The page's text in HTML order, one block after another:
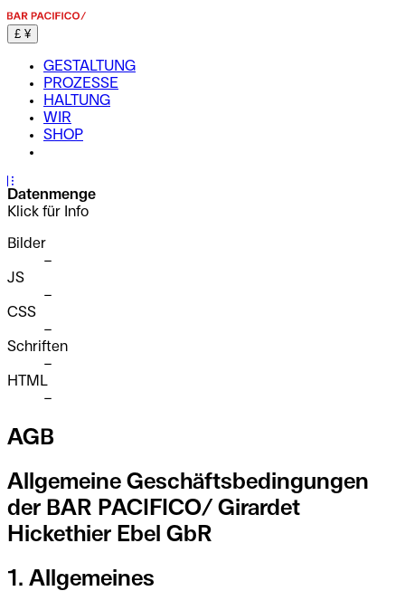
£ ¥
GESTALTUNG
PROZESSE
HALTUNG
WIR
SHOP
...
Datenmenge
Klick für Info
Bilder
–
JS
–
CSS
–
Schriften
–
HTML
–
AGB
Allgemeine Geschäftsbedingungen
der BAR PACIFICO/ Girardet
Hickethier Ebel GbR
1. Allgemeines